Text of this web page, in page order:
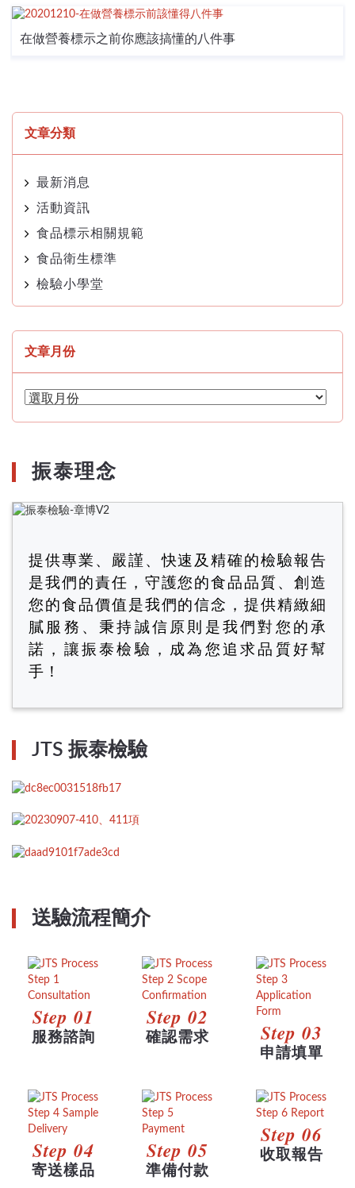
在做營養標示之前你應該搞懂的八件事
文章分類
最新消息
活動資訊
食品標示相關規範
食品衛生標準
檢驗小學堂
文章月份
文
振泰理念
提供專業、嚴謹、快速及精確的檢驗報告
是我們的責任，守護您的食品品質、創造
您的食品價值是我們的信念，提供精緻細
膩服務、秉持誠信原則是我們對您的承
諾，讓振泰檢驗，成為您追求品質好幫
手！
JTS 振泰檢驗
送驗流程簡介
Step 01
服務諮詢
Step 02
確認需求 Step 03
申請填單
Step 04
寄送樣品
Step 05
準備付款
Step 06
收取報告